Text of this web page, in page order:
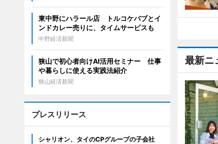
最新ニ
東中野にハラール店 トルコケバブとイ
ンドカレー売りに、タイムサービスも
中野経済新聞
狭山で初心者向けAI活用セミナー 仕事
や暮らしに使える実践法紹介
狭山経済新聞
プレスリリース
シャリオン、タイのCPグループの子会社